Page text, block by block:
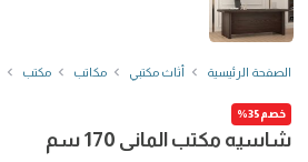
الصفحة الرئيسية أثاث مكتبي مكاتب مكتب
شاسيه مكتب المانى 170 سم
خصم35%